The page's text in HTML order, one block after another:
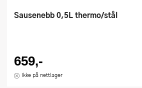
Sausenebb 0,5L thermo/stål
659,-
Ikke på nettlager